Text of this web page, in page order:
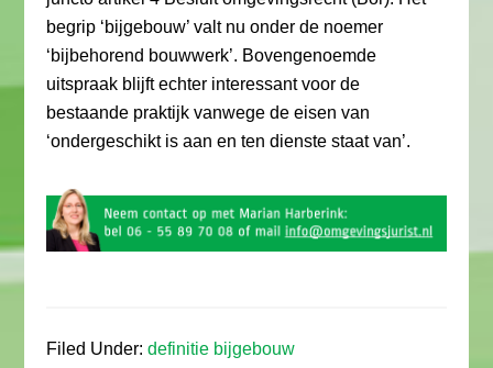
begrip ‘bijgebouw’ valt nu onder de noemer
‘bijbehorend bouwwerk’. Bovengenoemde
uitspraak blijft echter interessant voor de
bestaande praktijk vanwege de eisen van
‘ondergeschikt is aan en ten dienste staat van’.
Filed Under:definitie bijgebouw